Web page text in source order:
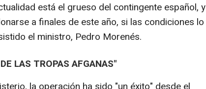
está el grueso del contingente español, y
a finales de este año, si las condiciones lo
el ministro, Pedro Morenés.
LAS TROPAS AFGANAS"